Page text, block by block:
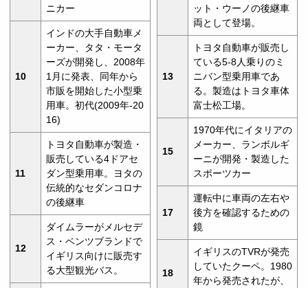
ニカー
10
インドの大手自動車メ
ーカー、タタ・モータ
ーズが開発し、2008年
1月に発表、同年から
市販を開始した小型乗
用車。初代(2009年-20
16)
11
トヨタ自動車が製造・
販売している4ドアセ
ダン型乗用車。ヨタの
伝統的なセダンコロナ
の後継車
12
ダイムラーがメルセデ
ス・ベンツブランドで
イギリス向けに販売す
る大型観光バス。
ット・ウーノの後継車
両として登場。
13
トヨタ自動車が販売し
ている5-8人乗りのミ
ニバン型乗用車であ
る。製造はトヨタ車体
富士松工場。
15
1970年代にイタリアの
メーカー、ランボルギ
ーニが開発・製造した
スポーツカー
17
運転中に車両の左右や
後方を確認するための
鏡
18
イギリスのTVRが発売
していたクーペ。1980
年から発売されたが、